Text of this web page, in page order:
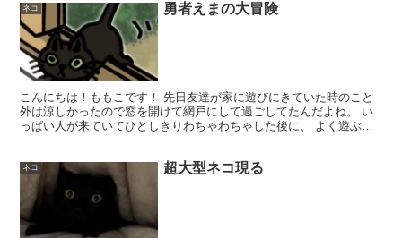
ネコ 勇者えまの大冒険
こんにちは！ももこです！ 先日友達が家に遊びにきていた時のこと
外は涼しかったので窓を開けて網戸にして過ごしてたんだよね。 い
っぱい人が来ていてひとしきりわちゃわちゃした後に、 よく遊ぶ夫
ネコ 超大型ネコ現る